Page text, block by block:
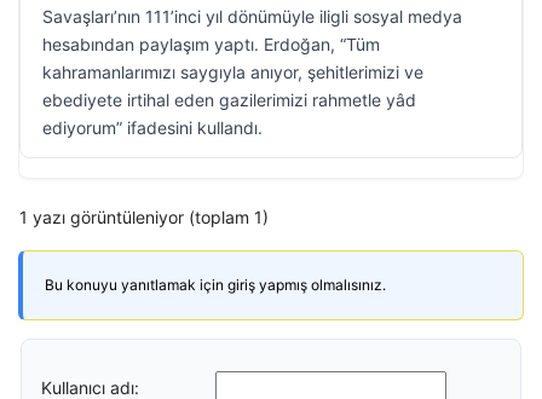
Savaşları’nın 111’inci yıl dönümüyle iligli sosyal medya
hesabından paylaşım yaptı. Erdoğan, “Tüm
kahramanlarımızı saygıyla anıyor, şehitlerimizi ve
ebediyete irtihal eden gazilerimizi rahmetle yâd
ediyorum” ifadesini kullandı.
1 yazı görüntüleniyor (toplam 1)
Bu konuyu yanıtlamak için giriş yapmış olmalısınız.
Kullanıcı adı: